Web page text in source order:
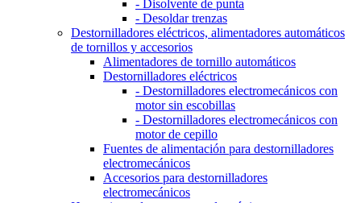
- Disolvente de punta
- Desoldar trenzas
Destornilladores eléctricos, alimentadores automáticos
de tornillos y accesorios
Alimentadores de tornillo automáticos
Destornilladores eléctricos
- Destornilladores electromecánicos con
motor sin escobillas
- Destornilladores electromecánicos con
motor de cepillo
Fuentes de alimentación para destornilladores
electromecánicos
Accesorios para destornilladores
electromecánicos